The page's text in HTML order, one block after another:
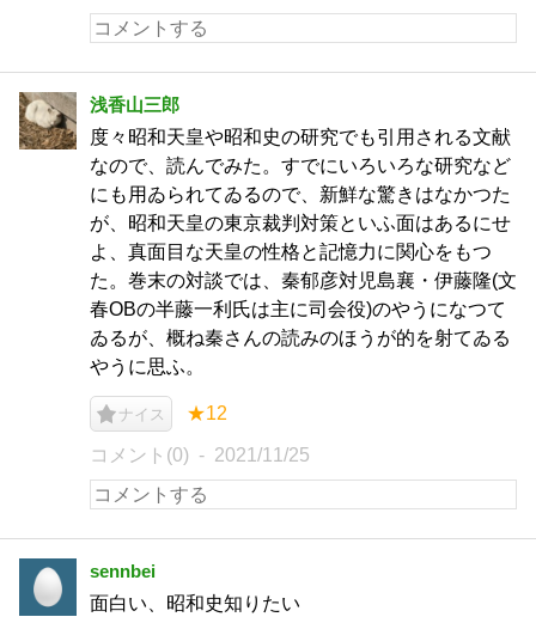
浅香山三郎
度々昭和天皇や昭和史の研究でも引用される文献
なので、読んでみた。すでにいろいろな研究など
にも用ゐられてゐるので、新鮮な驚きはなかつた
が、昭和天皇の東京裁判対策といふ面はあるにせ
よ、真面目な天皇の性格と記憶力に関心をもつ
た。巻末の対談では、秦郁彦対児島襄・伊藤隆(文
春OBの半藤一利氏は主に司会役)のやうになつて
ゐるが、概ね秦さんの読みのほうが的を射てゐる
やうに思ふ。
ナイス ★12
コメント(0) 2021/11/25
sennbei
面白い、昭和史知りたい